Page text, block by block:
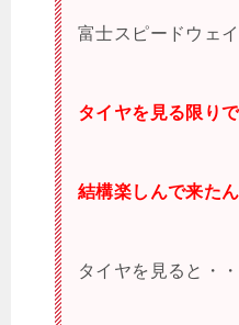
富士スピードウェ
タイヤを見る限り
結構楽しんで来た
タイヤを見ると・